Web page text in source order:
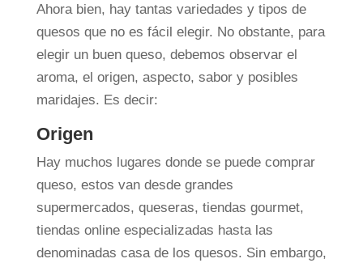
Ahora bien, hay tantas variedades y tipos de
quesos que no es fácil elegir. No obstante, para
elegir un buen queso, debemos observar el
aroma, el origen, aspecto, sabor y posibles
maridajes. Es decir:
Origen
Hay muchos lugares donde se puede comprar
queso, estos van desde grandes
supermercados, queseras, tiendas gourmet,
tiendas online especializadas hasta las
denominadas casa de los quesos. Sin embargo,